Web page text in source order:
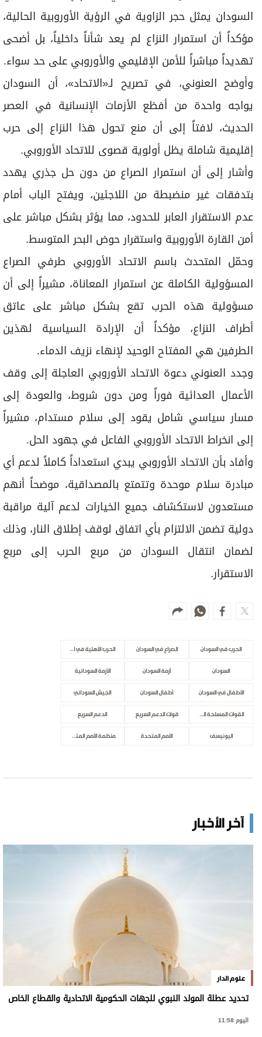
السودان يمثل حجر الزاوية في الرؤية الأوروبية الحالية،
مؤكداً أن استمرار النزاع لم يعد شأناً داخلياً، بل أضحى
تهديداً مباشراً للأمن الإقليمي والأوروبي على حد سواء.
وأوضح العنوني، في تصريح لـ«الاتحاد»، أن السودان
يواجه واحدة من أفظع الأزمات الإنسانية في العصر
الحديث، لافتاً إلى أن منع تحول هذا النزاع إلى حرب
إقليمية شاملة يظل أولوية قصوى للاتحاد الأوروبي.
وأشار إلى أن استمرار الصراع من دون حل جذري يهدد
بتدفقات غير منضبطة من اللاجئين، ويفتح الباب أمام
عدم الاستقرار العابر للحدود، مما يؤثر بشكل مباشر على
أمن القارة الأوروبية واستقرار حوض البحر المتوسط.
وحمّل المتحدث باسم الاتحاد الأوروبي طرفي الصراع
المسؤولية الكاملة عن استمرار المعاناة، مشيراً إلى أن
مسؤولية هذه الحرب تقع بشكل مباشر على عاتق
أطراف النزاع، مؤكداً أن الإرادة السياسية لهذين
الطرفين هي المفتاح الوحيد لإنهاء نزيف الدماء.
وجدد العنوني دعوة الاتحاد الأوروبي العاجلة إلى وقف
الأعمال العدائية فوراً ومن دون شروط، والعودة إلى
مسار سياسي شامل يقود إلى سلام مستدام، مشيراً
إلى انخراط الاتحاد الأوروبي الفاعل في جهود الحل.
وأفاد بأن الاتحاد الأوروبي يبدي استعداداً كاملاً لدعم أي
مبادرة سلام موحدة وتتمتع بالمصداقية، موضحاً أنهم
مستعدون لاستكشاف جميع الخيارات لدعم آلية مراقبة
دولية تضمن الالتزام بأي اتفاق لوقف إطلاق النار، وذلك
لضمان انتقال السودان من مربع الحرب إلى مربع
الاستقرار.
الحرب في السودان الصراع في السودان الحرب الأهلية في السودان
السودان أزمة السودان الأزمة السودانية
الأطفال في السودان أطفال السودان الجيش السوداني
القوات المسلحة السودانية قوات الدعم السريع الدعم السريع
اليونيسف الأمم المتحدة منظمة الأمم المتحدة للطفولة
آخر الأخبار
علوم الدار
تحديد عطلة المولد النبوي للجهات الحكومية الاتحادية والقطاع الخاص
اليوم 11:58